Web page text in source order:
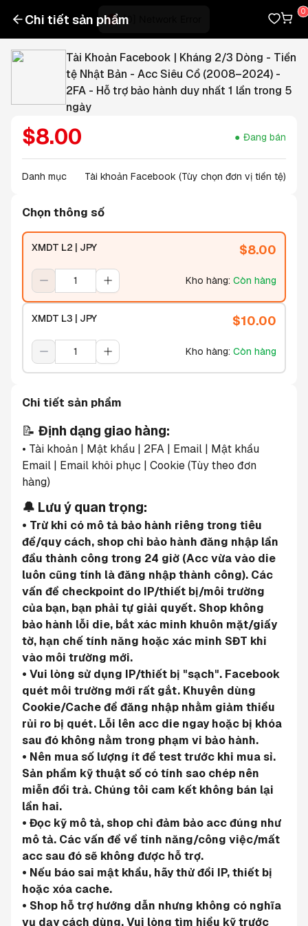
Chi tiết sản phẩm
Tài Khoản Facebook | Kháng 2/3 Dòng - Tiền
tệ Nhật Bản - Acc Siêu Cổ (2008–2024) -
2FA - Hỗ trợ bảo hành duy nhất 1 lần trong 5
ngày
$8.00 Đang bán
Danh mục Tài khoản Facebook (Tùy chọn đơn vị tiền tệ)
Chọn thông số
XMDT L2 | JPY $8.00
Kho hàng: Còn hàng
XMDT L3 | JPY $10.00
Kho hàng: Còn hàng
Chi tiết sản phẩm
📝 Định dạng giao hàng:
• Tài khoản | Mật khẩu | 2FA | Email | Mật khẩu
Email | Email khôi phục | Cookie (Tùy theo đơn
hàng)
🔔 Lưu ý quan trọng:
• Trừ khi có mô tả bảo hành riêng trong tiêu
đề/quy cách, shop chỉ bảo hành đăng nhập lần
đầu thành công trong 24 giờ (Acc vừa vào die
luôn cũng tính là đăng nhập thành công). Các
vấn đề checkpoint do IP/thiết bị/môi trường
của bạn, bạn phải tự giải quyết. Shop không
bảo hành lỗi die, bắt xác minh khuôn mặt/giấy
tờ, hạn chế tính năng hoặc xác minh SĐT khi
vào môi trường mới.
• Vui lòng sử dụng IP/thiết bị "sạch". Facebook
quét môi trường mới rất gắt. Khuyên dùng
Cookie/Cache để đăng nhập nhằm giảm thiểu
rủi ro bị quét. Lỗi lên acc die ngay hoặc bị khóa
sau đó không nằm trong phạm vi bảo hành.
• Nên mua số lượng ít để test trước khi mua sỉ.
Sản phẩm kỹ thuật số có tính sao chép nên
miễn đổi trả. Chúng tôi cam kết không bán lại
lần hai.
• Đọc kỹ mô tả, shop chỉ đảm bảo acc đúng như
mô tả. Các vấn đề về tính năng/công việc/mất
acc sau đó sẽ không được hỗ trợ.
• Nếu báo sai mật khẩu, hãy thử đổi IP, thiết bị
hoặc xóa cache.
• Shop hỗ trợ hướng dẫn nhưng không có nghĩa
vụ dạy cách dùng. Vui lòng tìm hiểu kỹ trước